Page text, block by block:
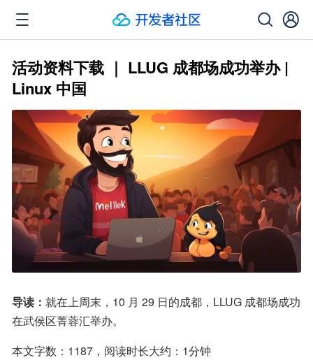
活动资料下载 ｜ LLUG 成都场成功举办 |
Linux 中国
导读： 就在上周末，10 月 29 日的成都，LLUG 成都场成功
在武侯区菁蓉汇举办。
本文字数：1187，阅读时长大约：1分钟